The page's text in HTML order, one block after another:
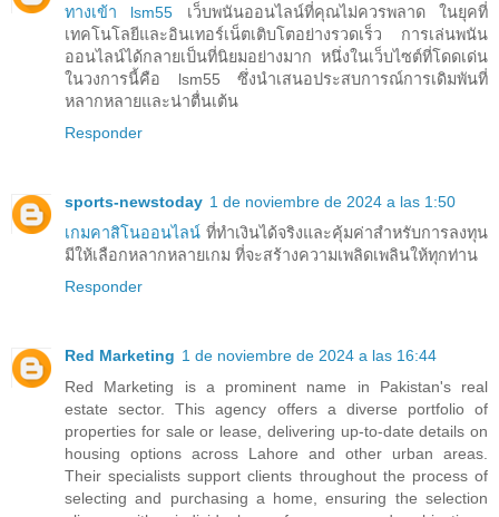
ทางเข้า lsm55 เว็บพนันออนไลน์ที่คุณไม่ควรพลาด ในยุคที่
เทคโนโลยีและอินเทอร์เน็ตเติบโตอย่างรวดเร็ว การเล่นพนัน
ออนไลน์ได้กลายเป็นที่นิยมอย่างมาก หนึ่งในเว็บไซต์ที่โดดเด่น
ในวงการนี้คือ lsm55 ซึ่งนำเสนอประสบการณ์การเดิมพันที่
หลากหลายและน่าตื่นเต้น
Responder
sports-newstoday 1 de noviembre de 2024 a las 1:50
เกมคาสิโนออนไลน์ ที่ทำเงินได้จริงและคุ้มค่าสำหรับการลงทุน
มีให้เลือกหลากหลายเกม ที่จะสร้างความเพลิดเพลินให้ทุกท่าน
Responder
Red Marketing 1 de noviembre de 2024 a las 16:44
Red Marketing is a prominent name in Pakistan's real
estate sector. This agency offers a diverse portfolio of
properties for sale or lease, delivering up-to-date details on
housing options across Lahore and other urban areas.
Their specialists support clients throughout the process of
selecting and purchasing a home, ensuring the selection